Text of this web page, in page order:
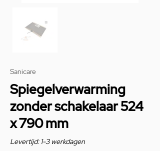
Sanicare
Spiegelverwarming
zonder schakelaar 524
x 790 mm
Levertijd: 1-3 werkdagen